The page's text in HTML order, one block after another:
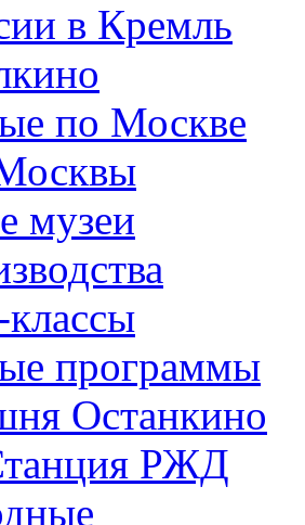
в Кремль
по Москве
музеи
программы
Останкино
РЖД